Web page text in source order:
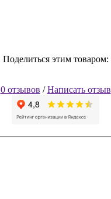
Поделиться этим товаром:
0 отзывов /Написать отзыв